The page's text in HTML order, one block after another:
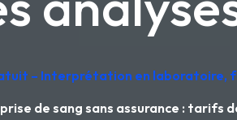
– Interprétation en laboratoire,
prise de sang sans assurance : tarifs